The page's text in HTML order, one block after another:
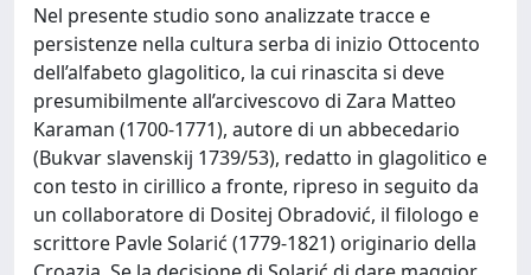
Nel presente studio sono analizzate tracce e
persistenze nella cultura serba di inizio Ottocento
dell’alfabeto glagolitico, la cui rinascita si deve
presumibilmente all’arcivescovo di Zara Matteo
Karaman (1700-1771), autore di un abbecedario
(Bukvar slavenskij 1739/53), redatto in glagolitico e
con testo in cirillico a fronte, ripreso in seguito da
un collaboratore di Dositej Obradović, il filologo e
scrittore Pavle Solarić (1779-1821) originario della